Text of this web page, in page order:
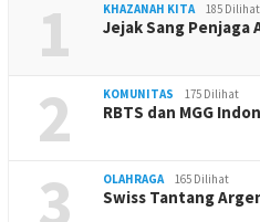
1 KHAZANAH KITA 185 Dilihat
Jejak Sang
2 KOMUNITAS 175 Dilihat
RBTS dan MGG
3 OLAHRAGA 165 Dilihat
Swiss Tantang